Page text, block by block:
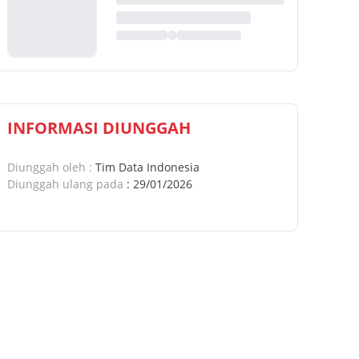
INFORMASI DIUNGGAH
Diunggah oleh : Tim Data Indonesia
Diunggah ulang pada : 29/01/2026